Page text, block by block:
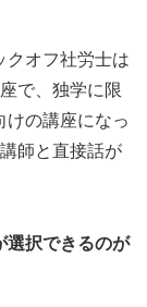
クオフ社労士は
で、独学に限
けの講座になっ
師と直接話が
選択できるのが